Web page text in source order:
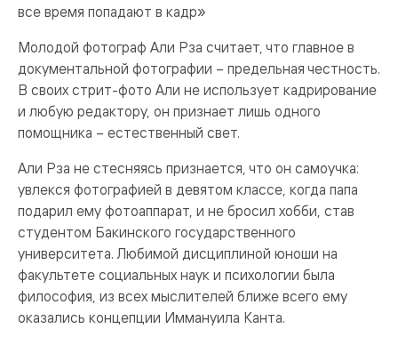
все время попадают в кадр»
Молодой фотограф Али Рза считает, что главное в
документальной фотографии – предельная честность.
В своих стрит-фото Али не использует кадрирование
и любую редактору, он признает лишь одного
помощника – естественный свет.
Али Рза не стесняясь признается, что он самоучка:
увлекся фотографией в девятом классе, когда папа
подарил ему фотоаппарат, и не бросил хобби, став
студентом Бакинского государственного
университета. Любимой дисциплиной юноши на
факультете социальных наук и психологии была
философия, из всех мыслителей ближе всего ему
оказались концепции Иммануила Канта.